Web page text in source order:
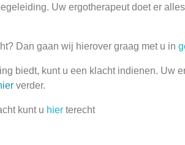
Uw ergotherapeut doet er
Dan gaan wij hierover graag met u in
biedt, kunt u een klacht indienen. Uw
verder.
kunt u hier terecht